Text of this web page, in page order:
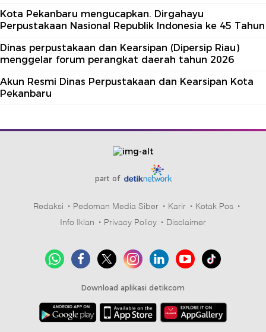
Kota Pekanbaru mengucapkan. Dirgahayu
Perpustakaan Nasional Republik Indonesia ke 45 Tahun
Dinas perpustakaan dan Kearsipan (Dipersip Riau)
menggelar forum perangkat daerah tahun 2026
Akun Resmi Dinas Perpustakaan dan Kearsipan Kota
Pekanbaru
part of
Redaksi Pedoman Media Siber Karir
Kotak Pos
Info Iklan
Privacy Policy Disclaimer
Download aplikasi detikcom